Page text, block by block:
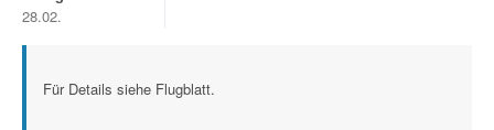
28.02.
Für Details siehe Flugblatt.